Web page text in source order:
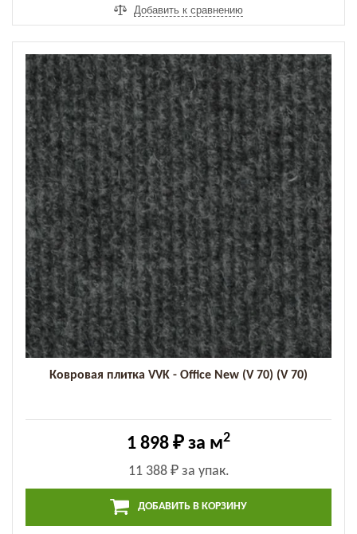
Добавить к сравнению
Ковровая плитка VVK - Office New (V 70) (V 70)
1 898 ₽ за м2
11 388 ₽за упак.
ДОБАВИТЬ В КОРЗИНУ